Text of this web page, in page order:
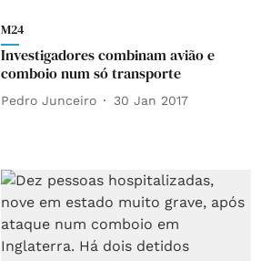
M24
Investigadores combinam avião e
comboio num só transporte
Pedro Junceiro 30 Jan 2017